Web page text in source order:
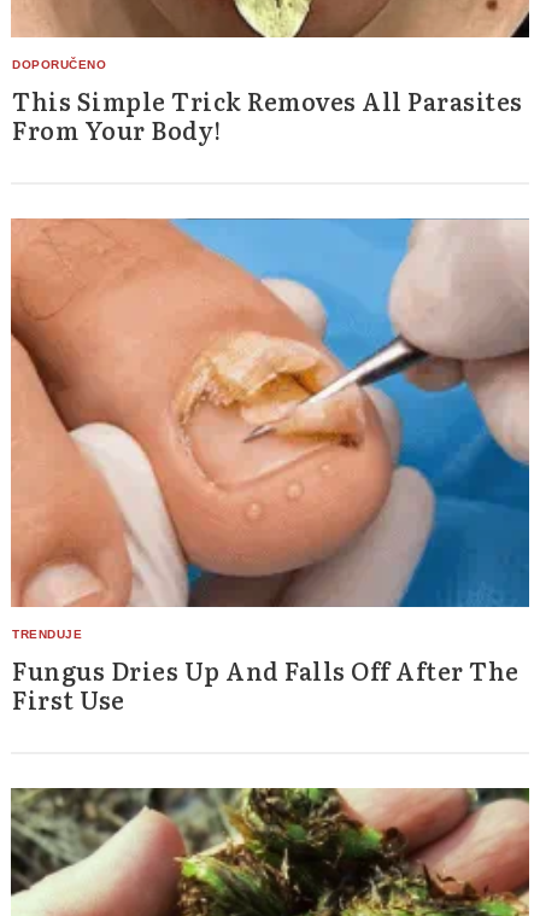
This Simple Trick Removes All Parasites
From Your Body!
Fungus Dries Up And Falls Off After The
First Use